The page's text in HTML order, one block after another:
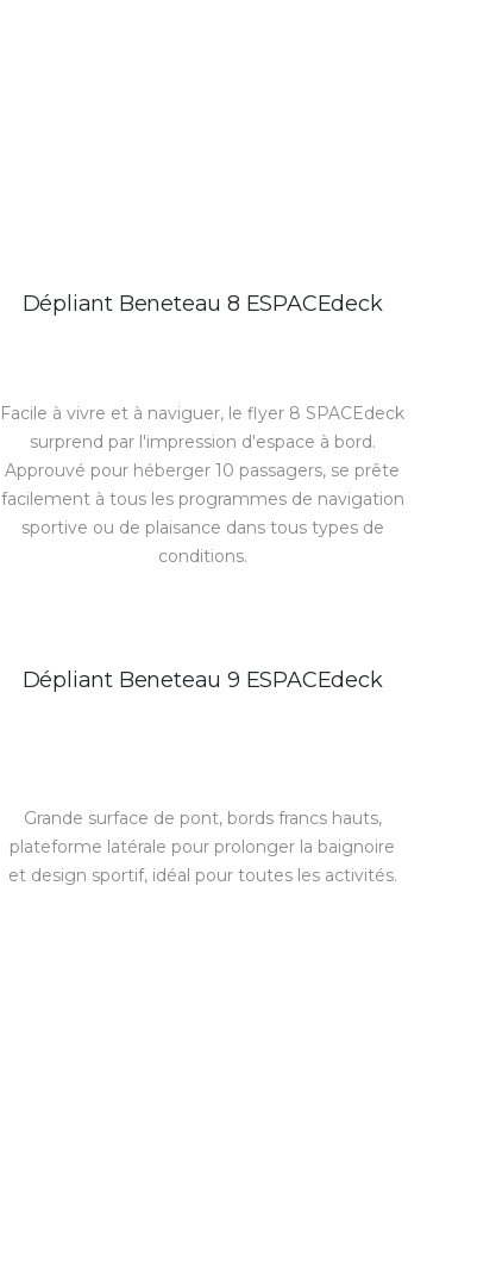
Dépliant Beneteau 8 ESPACEdeck
Facile à vivre et à naviguer, le flyer 8 SPACEdeck
surprend par l'impression d'espace à bord.
Approuvé pour héberger 10 passagers, se prête
facilement à tous les programmes de navigation
sportive ou de plaisance dans tous types de
conditions.
Dépliant Beneteau 9 ESPACEdeck
Grande surface de pont, bords francs hauts,
plateforme latérale pour prolonger la baignoire
et design sportif, idéal pour toutes les activités.